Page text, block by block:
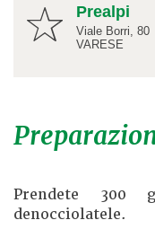
Prealpi
Viale Borri, 80
VARESE
Prendete
denocciolatele.